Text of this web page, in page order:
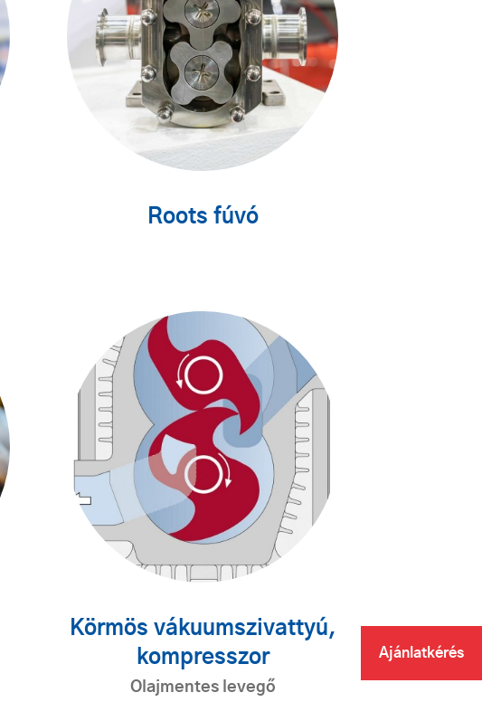
Roots fúvó
Körmös vákuumszivattyú,
kompresszor
Olajmentes levegő
Ajánlatkérés